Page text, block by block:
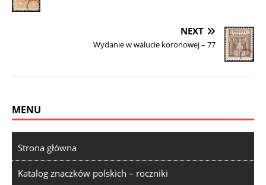
NEXT
Wydanie w walucie koronowej – 77
MENU
Strona główna
Katalog znaczków polskich – roczniki